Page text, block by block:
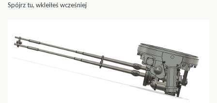
Ale plecak moro, jakiś kocyk i odsłonięte ścianki wydają mi się
ciekawsze. Dlatego narysowałem sobie przednią i tylną ściankę
tego przedziału - no i wewnętrzną część klapy.
Spójrz tu, wkleiłeś wcześniej